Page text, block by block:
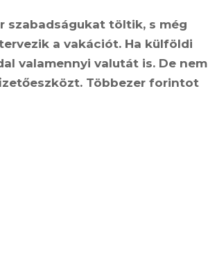
szabadságukat töltik, s még
a vakációt. Ha külföldi
valamennyi valutát is. De nem
Többezer forintot